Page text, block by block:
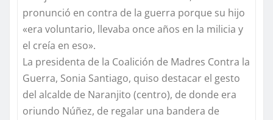
pronunció en contra de la guerra porque su hijo
«era voluntario, llevaba once años en la milicia y
el creía en eso».
La presidenta de la Coalición de Madres Contra la
Guerra, Sonia Santiago, quiso destacar el gesto
del alcalde de Naranjito (centro), de donde era
oriundo Núñez, de regalar una bandera de